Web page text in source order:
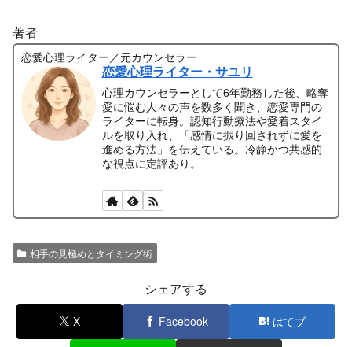
著者
恋愛心理ライター／元カウンセラー
恋愛心理ライター・サユリ
心理カウンセラーとして6年勤務した後、略奪
愛に悩む人々の声を数多く聞き、恋愛専門の
ライターに転身。認知行動療法や愛着スタイ
ルを取り入れ、「感情に振り回されずに愛を
進める方法」を伝えている。冷静かつ共感的
な視点に定評あり。
相手の見極めとタイミング術
シェアする
X Facebook はてブ